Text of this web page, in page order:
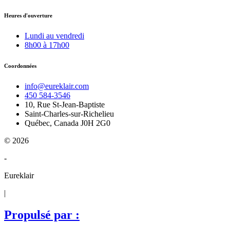
Heures d'ouverture
Lundi au vendredi
8h00 à 17h00
Coordonnées
info@eureklair.com
450 584-3546
10, Rue St-Jean-Baptiste
Saint-Charles-sur-Richelieu
Québec, Canada J0H 2G0
© 2026
-
Eureklair
|
Propulsé par :